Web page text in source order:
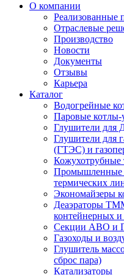
О компании
Реализованные
Отраслевые
Производство
Новости
Документы
Отзывы
Карьера
Каталог
Водогрейные
Паровые котлы-
Глушители
Глушители для
(ГТЭС) и
Кожухотрубные
Промышленные
термических
Экономайзеры
Деаэраторы
контейнерных
Секции АВО и
Газоходы и
Глушитель
сброс пара)
Катализаторы